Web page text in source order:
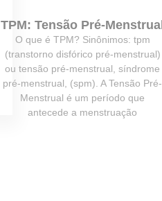
TPM: Tensão Pré-Menstrual
O que é TPM? Sinônimos: tpm
(transtorno disfórico pré-menstrual)
ou tensão pré-menstrual, síndrome
pré-menstrual, (spm). A Tensão Pré-
Menstrual é um período que
antecede a menstruação